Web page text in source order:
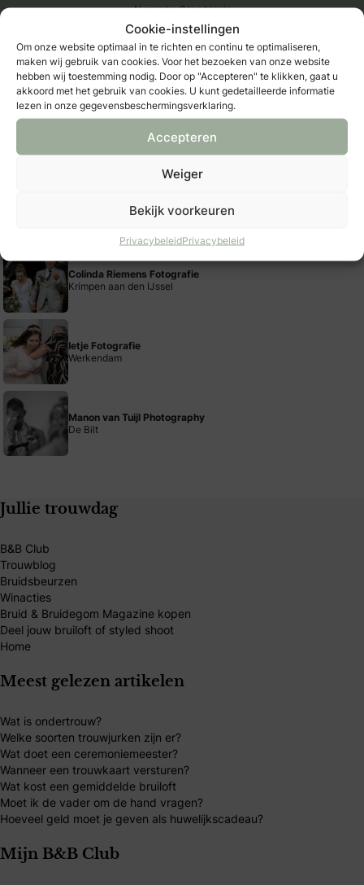
Cookie-instellingen
Om onze website optimaal in te richten en continu te optimaliseren,
maken wij gebruik van cookies. Voor het bezoeken van onze website
hebben wij toestemming nodig. Door op "Accepteren" te klikken, gaat u
akkoord met het gebruik van cookies. U kunt gedetailleerde informatie
lezen in onze gegevensbeschermingsverklaring.
Accepteren
Weiger
Bekijk voorkeuren
PrivacybeleidPrivacybeleid
Al member?log hier in
Bewaar als favoriet
Inhoudsopgave
1. Locatie
2. Reserveer genoeg tijd
4. Relax!
Colinda Riemens Fotografie
Krimpen aan den IJssel
Ietje Fotografie
Werkendam
Manon van Tuijl Photography
De Bilt
Jullie trouwdag
B&B Club
Trouwblog
Bruidsbeurzen
Winacties
Bruid & Bruidegom Magazine kopen
Deel jouw bruiloft of styled shoot
Home
Meest gelezen artikelen
Wat is ondertrouw?
Welke soorten trouwjurken zijn er?
Wat doet een ceremoniemeester?
Wanneer een trouwkaart versturen?
Wat kost een gemiddelde bruiloft
Moet ik de vader om de hand vragen?
Hoeveel geld moet je geven als huwelijkscadeau?
Mijn B&B Club